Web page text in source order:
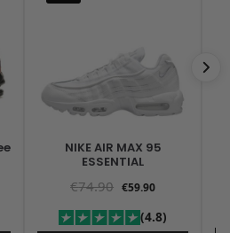
NIKE AIR MAX 95
ESSENTIAL
€74.90 €59.90
(4.8)